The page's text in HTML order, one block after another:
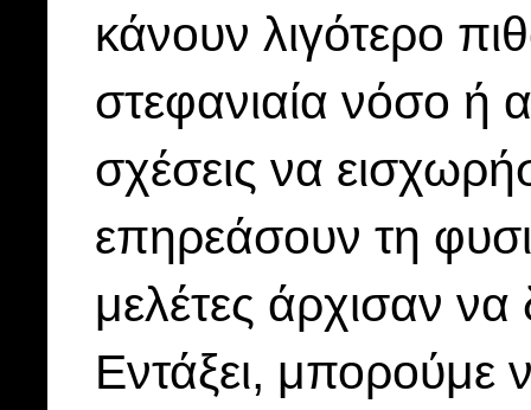
κάνουν λιγότερο
στεφανιαία νόσο ή
σχέσεις να
επηρεάσουν τη
μελέτες άρχισαν να
Εντάξει, μπορούμε